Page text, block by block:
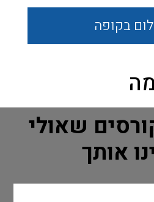
בקופה
שאולי
אותך